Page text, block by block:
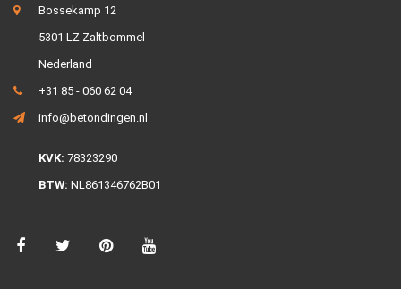
Bossekamp 12
5301 LZ Zaltbommel
Nederland
+31 85 - 060 62 04
info@betondingen.nl
KVK: 78323290
BTW: NL861346762B01